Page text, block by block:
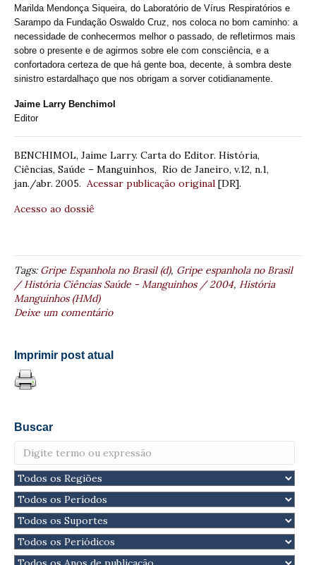
Marilda Mendonça Siqueira, do Laboratório de Vírus Respiratórios e
Sarampo da Fundação Oswaldo Cruz, nos coloca no bom caminho: a
necessidade de conhecermos melhor o passado, de refletirmos mais
sobre o presente e de agirmos sobre ele com consciência, e a
confortadora certeza de que há gente boa, decente, à sombra deste
sinistro estardalhaço que nos obrigam a sorver cotidianamente.
Jaime Larry Benchimol
Editor
BENCHIMOL, Jaime Larry. Carta do Editor. História,
Ciências, Saúde – Manguinhos, Rio de Janeiro, v.12, n.1,
jan./abr. 2005. Acessar publicação original [DR].
Acesso ao dossiê
Tags:Gripe Espanhola no Brasil (d), Gripe espanhola no Brasil
/ História Ciências Saúde - Manguinhos / 2004, História
Manguinhos (HMd)
Deixe um comentário
Imprimir post atual
Buscar